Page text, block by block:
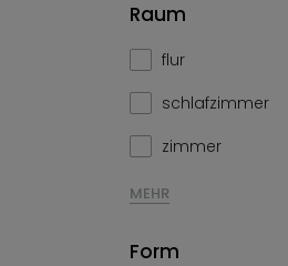
Raum
flur
schlafzimmer
zimmer
MEHR
Form